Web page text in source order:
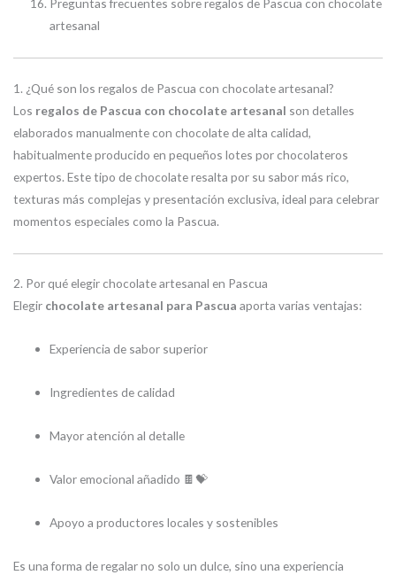
Preguntas frecuentes sobre regalos de Pascua con chocolate
artesanal
1. ¿Qué son los regalos de Pascua con chocolate artesanal?
Los regalos de Pascua con chocolate artesanal son detalles
elaborados manualmente con chocolate de alta calidad,
habitualmente producido en pequeños lotes por chocolateros
expertos. Este tipo de chocolate resalta por su sabor más rico,
texturas más complejas y presentación exclusiva, ideal para celebrar
momentos especiales como la Pascua.
2. Por qué elegir chocolate artesanal en Pascua
Elegir chocolate artesanal para Pascua aporta varias ventajas:
Experiencia de sabor superior
Ingredientes de calidad
Mayor atención al detalle
Valor emocional añadido 🍫💝
Apoyo a productores locales y sostenibles
Es una forma de regalar no solo un dulce, sino una experiencia